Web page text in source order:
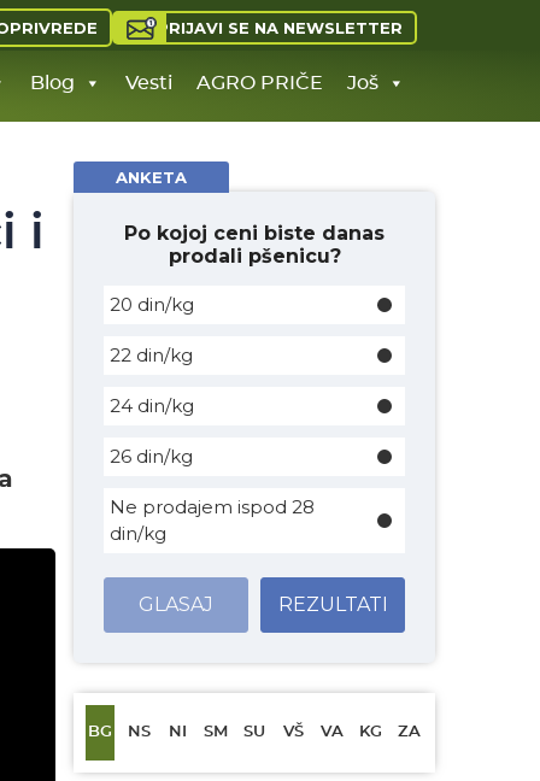
PRIJAVI SE NA NEWSLETTER
Blog Vesti AGRO PRIČE Još
i
ANKETA
Po kojoj ceni biste danas
prodali pšenicu?
20 din/kg
22 din/kg
24 din/kg
26 din/kg
Ne prodajem ispod 28
din/kg
GLASAJ REZULTATI
BG NS NI SM SU VŠ VA KG ZA